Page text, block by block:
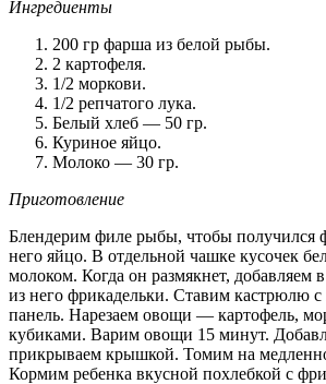
Ингредиенты
200 гр фарша из белой рыбы.
2 картофеля.
1/2 моркови.
1/2 репчатого лука.
Белый хлеб — 50 гр.
Куриное яйцо.
Молоко — 30 гр.
Приготовление
Блендерим филе рыбы, чтобы получился
него яйцо. В отдельной чашке кусочек
молоком. Когда он размякнет,
из него фрикадельки. Ставим кастрюлю
панель. Нарезаем овощи — картофель,
кубиками. Варим овощи 15 минут.
прикрываем крышкой. Томим на
Кормим ребенка вкусной похлебкой с